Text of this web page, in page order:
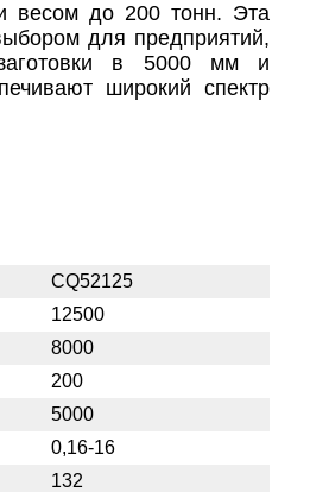
весом до 200 тонн. Эта
для предприятий,
заготовки в 5000 мм и
широкий спектр
CQ52125
12500
8000
200
5000
0,16-16
132